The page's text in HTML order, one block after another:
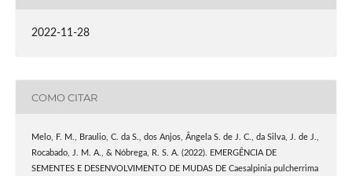
2022-11-28
COMO CITAR
Melo, F. M., Braulio, C. da S., dos Anjos, Ângela S. de J. C., da Silva, J. de J.,
Rocabado, J. M. A., & Nóbrega, R. S. A. (2022). EMERGÊNCIA DE
SEMENTES E DESENVOLVIMENTO DE MUDAS DE Caesalpinia pulcherrima